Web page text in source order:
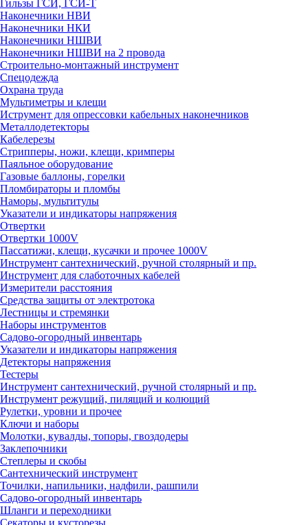
Гильзы ГСИ, ГСИ-Т
Наконечники НВИ
Наконечники НКИ
Наконечники НШВИ
Наконечники НШВИ на 2 провода
Строительно-монтажный инструмент
Спецодежда
Охрана труда
Мультиметры и клещи
Иструмент для опрессовки кабельных наконечников
Металлодетекторы
Кабелерезы
Стрипперы, ножи, клещи, кримперы
Паяльное оборудование
Газовые баллоны, горелки
Пломбираторы и пломбы
Наморы, мультитулы
Указатели и индикаторы напряжения
Отвертки
Отвертки 1000V
Пассатижи, клещи, кусачки и прочее 1000V
Инструмент сантехнический, ручной столярный и пр.
Инструмент для слаботочных кабелей
Измерители расстояния
Средства защиты от электротока
Лестницы и стремянки
Наборы инструментов
Садово-огородный инвентарь
Указатели и индикаторы напряжения
Детекторы напряжения
Тестеры
Инструмент сантехнический, ручной столярный и пр.
Инструмент режущий, пилящий и колющий
Рулетки, уровни и прочее
Ключи и наборы
Молотки, кувалды, топоры, гвоздодеры
Заклепочники
Степлеры и скобы
Сантехнический инструмент
Точилки, напильники, надфили, рашпили
Садово-огородный инвентарь
Шланги и переходники
Секаторы и кусторезы